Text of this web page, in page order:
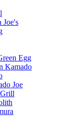
Joe's
Egg
Kamado
Joe